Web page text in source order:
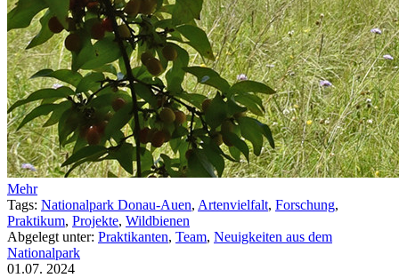
Mehr
Tags: Nationalpark Donau-Auen, Artenvielfalt, Forschung,
Praktikum, Projekte, Wildbienen
Abgelegt unter: Praktikanten, Team, Neuigkeiten aus dem
Nationalpark
01.07. 2024